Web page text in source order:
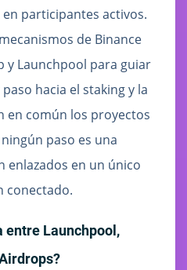
participantes activos.
de Binance
y Launchpool para guiar
hacia el staking y la
en común los proyectos
paso es una
enlazados en un único
conectado.
entre Launchpool,